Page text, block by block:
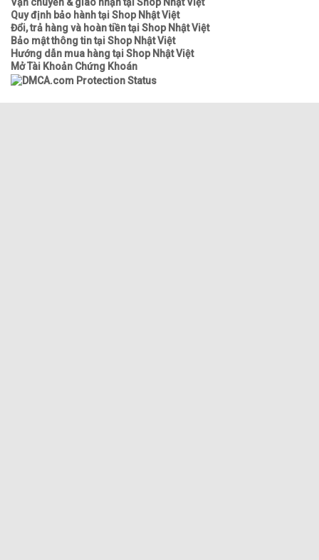
Vận chuyển & giao nhận tại Shop Nhật Việt
Quy định bảo hành tại Shop Nhật Việt
Đổi, trả hàng và hoàn tiền tại Shop Nhật Việt
Bảo mật thông tin tại Shop Nhật Việt
Hướng dẫn mua hàng tại Shop Nhật Việt
Mở Tài Khoản Chứng Khoán